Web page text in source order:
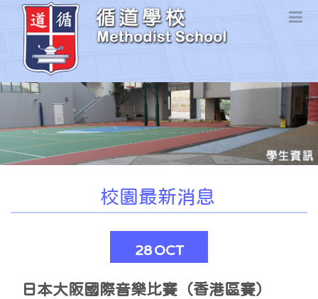
校園最新消息
28 OCT
日本大阪國際音樂比賽（香港區賽）